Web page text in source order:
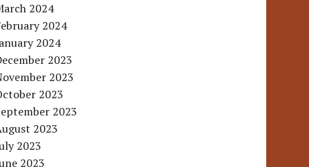
2024
2024
2024
2023
2023
2023
2023
2023
2023
2023